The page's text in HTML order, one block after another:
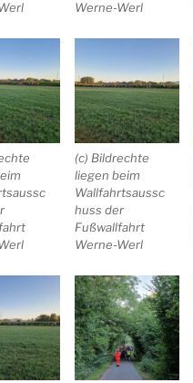
Werne-Werl
(c) Bildrechte
liegen beim
Wallfahrtsaussc
huss der
Fußwallfahrt
Werne-Werl